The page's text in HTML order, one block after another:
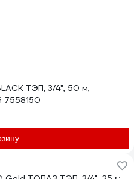
ТЭП, 3/4", 50 м,
7558150